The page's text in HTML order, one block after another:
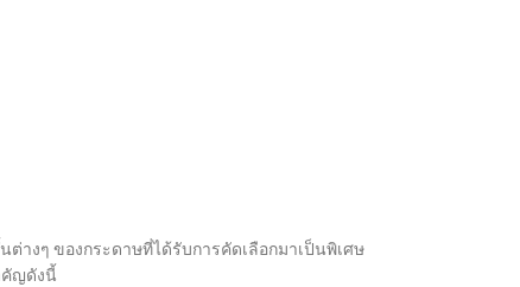
ต่างๆ ของกระดาษที่ได้รับการคัดเลือกมาเป็นพิเศษ
คัญดังนี้